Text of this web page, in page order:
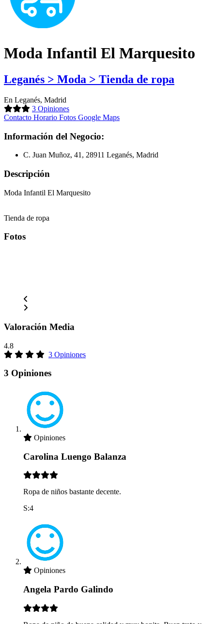
Moda Infantil El Marquesito
Leganés > Moda > Tienda de ropa
En Leganés, Madrid
3 Opiniones
Contacto Horario Fotos Google Maps
Información del Negocio:
C. Juan Muñoz, 41, 28911 Leganés, Madrid
Descripción
Moda Infantil El Marquesito
Tienda de ropa
Fotos
Valoración Media
4.8
3 Opiniones
3 Opiniones
Opiniones
Carolina Luengo Balanza
Ropa de niños bastante decente.
S:4
Opiniones
Angela Pardo Galindo